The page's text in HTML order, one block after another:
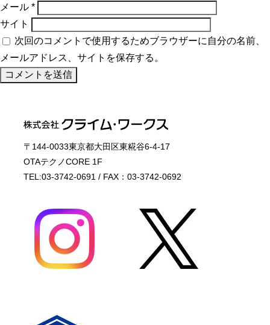
メール *
サイト
次回のコメントで使用するためブラウザーに自分の名前、
メールアドレス、サイトを保存する。
〒144-0033東京都大田区東糀谷6-4-17
OTAテクノCORE 1F
TEL:03-3742-0691 / FAX：03-3742-0692